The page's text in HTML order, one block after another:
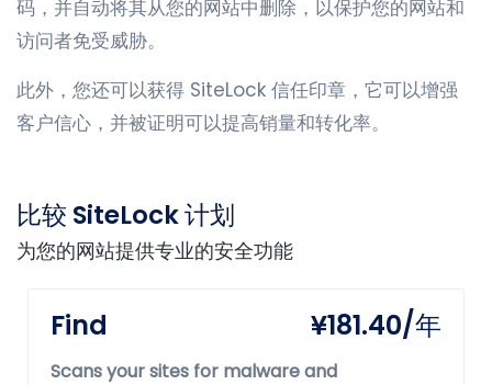
码，并自动将其从您的网站中删除，以保护您的网站和
访问者免受威胁。
此外，您还可以获得 SiteLock 信任印章，它可以增强
客户信心，并被证明可以提高销量和转化率。
比较 SiteLock 计划
为您的网站提供专业的安全功能
Find ¥181.40/年
Scans your sites for malware and